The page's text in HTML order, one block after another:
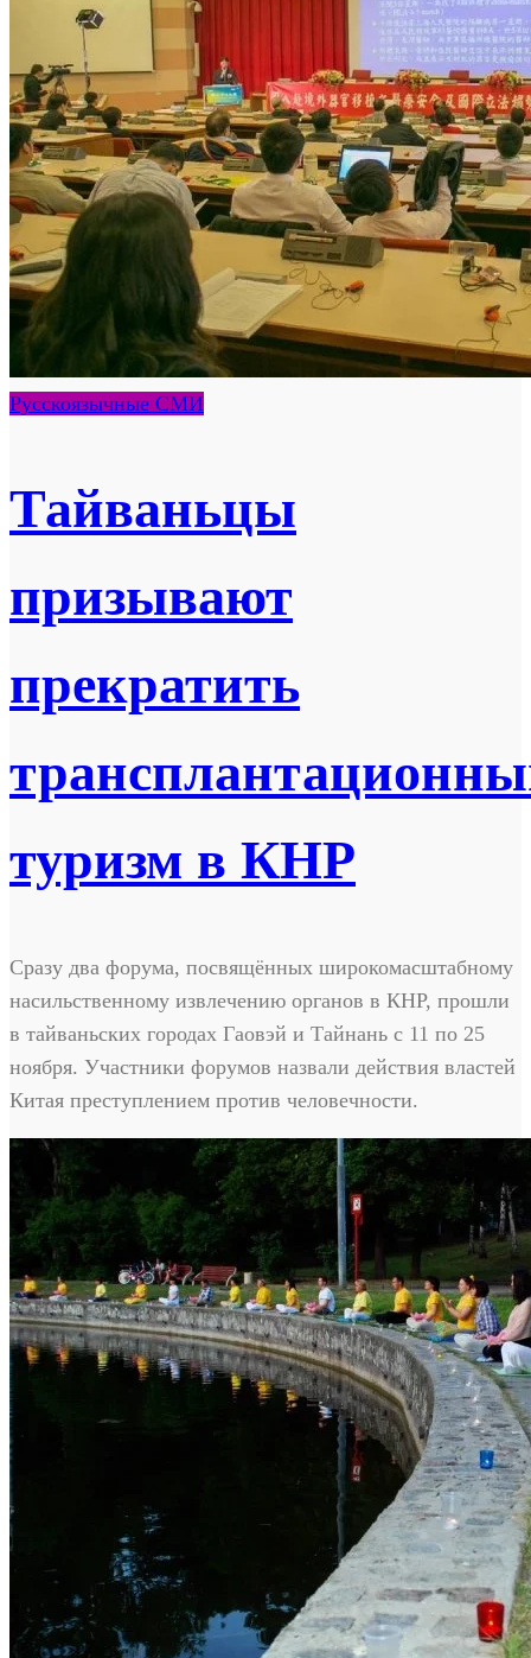
Русскоязычные СМИ
Тайваньцы
призывают
прекратить
туризм в КНР
Сразу два форума, посвящённых широкомасштабному
насильственному извлечению органов в КНР, прошли
в тайваньских городах Гаовэй и Тайнань с 11 по 25
ноября. Участники форумов назвали действия властей
Китая преступлением против человечности.